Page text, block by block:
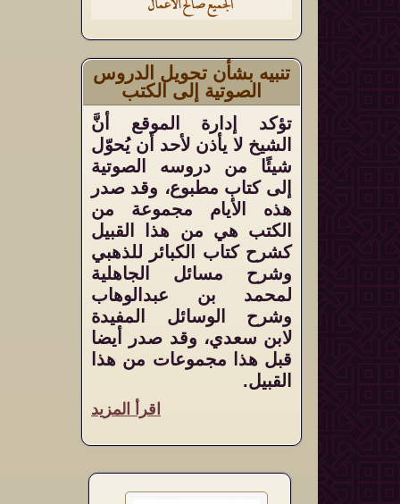
تنبيه بشأن تحويل الدروس
الصوتية إلى الكتب
تؤكد إدارة الموقع أنَّ
الشيخ لا يأذن لأحد أن يُحوّل
شيئًا من دروسه الصوتية
إلى كتاب مطبوع، وقد صدر
هذه الأيام مجموعة من
الكتب هي من هذا القبيل
كشرح كتاب الكبائر للذهبي
وشرح مسائل الجاهلية
لمحمد بن عبدالوهاب
وشرح الوسائل المفيدة
لابن سعدي، وقد صدر أيضا
قبل هذا مجموعات من هذا
القبيل.
اقرأ المزيد